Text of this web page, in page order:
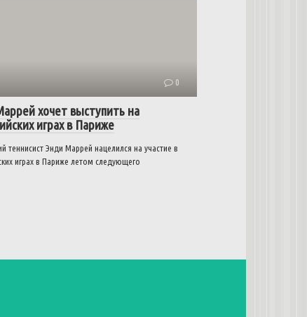
0
хочет выступить на
играх в Париже
теннисист Энди Маррей нацелился на участие в
играх в Париже летом следующего